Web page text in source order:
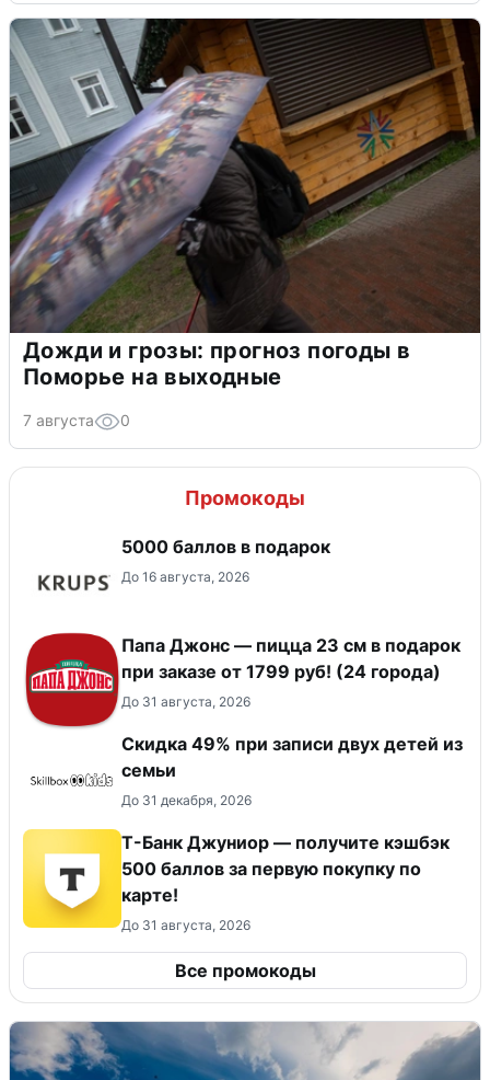
Дожди и грозы: прогноз погоды в
Поморье на выходные
7 августа 0
Промокоды
5000 баллов в подарок
До 16 августа, 2026
Папа Джонс — пицца 23 см в подарок
при заказе от 1799 руб! (24 города)
До 31 августа, 2026
Скидка 49% при записи двух детей из
семьи
До 31 декабря, 2026
Т-Банк Джуниор — получите кэшбэк
500 баллов за первую покупку по
карте!
До 31 августа, 2026
Все промокоды